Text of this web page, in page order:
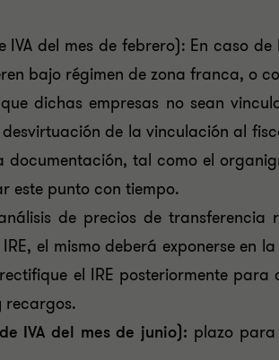
del mes de febrero): En caso
bajo régimen de zona franca, o
dichas empresas no sean
de la vinculación al
documentación, tal como el
este punto con tiempo.
de precios de transferencia
el mismo deberá exponerse en
el IRE posteriormente
recargos.
IVA del mes de junio): plazo para